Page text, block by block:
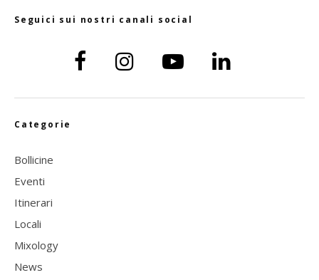
Seguici sui nostri canali social
Categorie
Bollicine
Eventi
Itinerari
Locali
Mixology
News